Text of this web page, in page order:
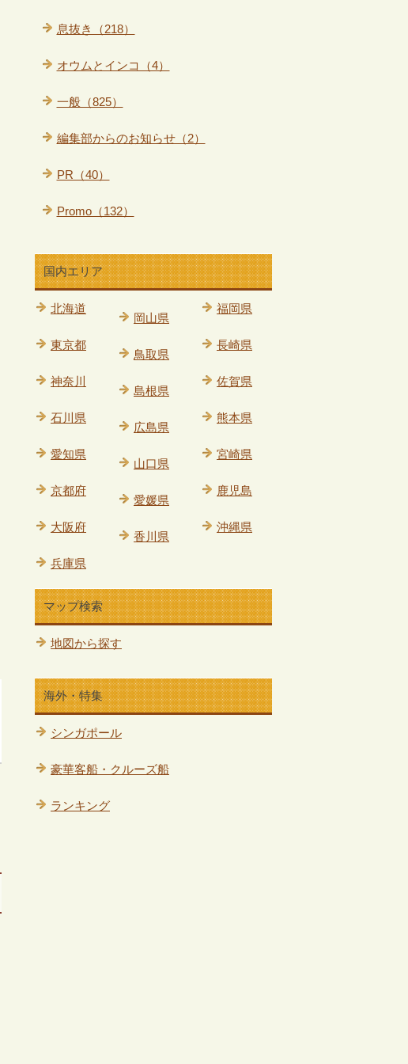
息抜き（218）
オウムとインコ（4）
一般（825）
編集部からのお知らせ（2）
PR（40）
Promo（132）
国内エリア
北海道
東京都
神奈川
石川県
愛知県
京都府
大阪府
兵庫県
岡山県
鳥取県
島根県
広島県
山口県
愛媛県
香川県
福岡県
長崎県
佐賀県
熊本県
宮崎県
鹿児島
沖縄県
マップ検索
地図から探す
海外・特集
シンガポール
豪華客船・クルーズ船
ランキング